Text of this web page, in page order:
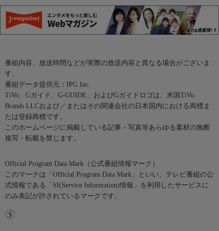
番組内容、放送時間などが実際の放送内容と異なる場合がございま
す。
番組データ提供元：IPG Inc.
TiVo、Gガイド、G-GUIDE、およびGガイドロゴは、米国TiVo
Brands LLCおよび／またはその関連会社の日本国内における商標ま
たは登録商標です。
このホームページに掲載している記事・写真等あらゆる素材の無断
複写・転載を禁じます。
Official Program Data Mark（公式番組情報マーク）
このマークは「Official Program Data Mark」といい、テレビ番組の公
式情報である「SI(Service Information)情報」を利用したサービスに
のみ表記が許されているマークです。